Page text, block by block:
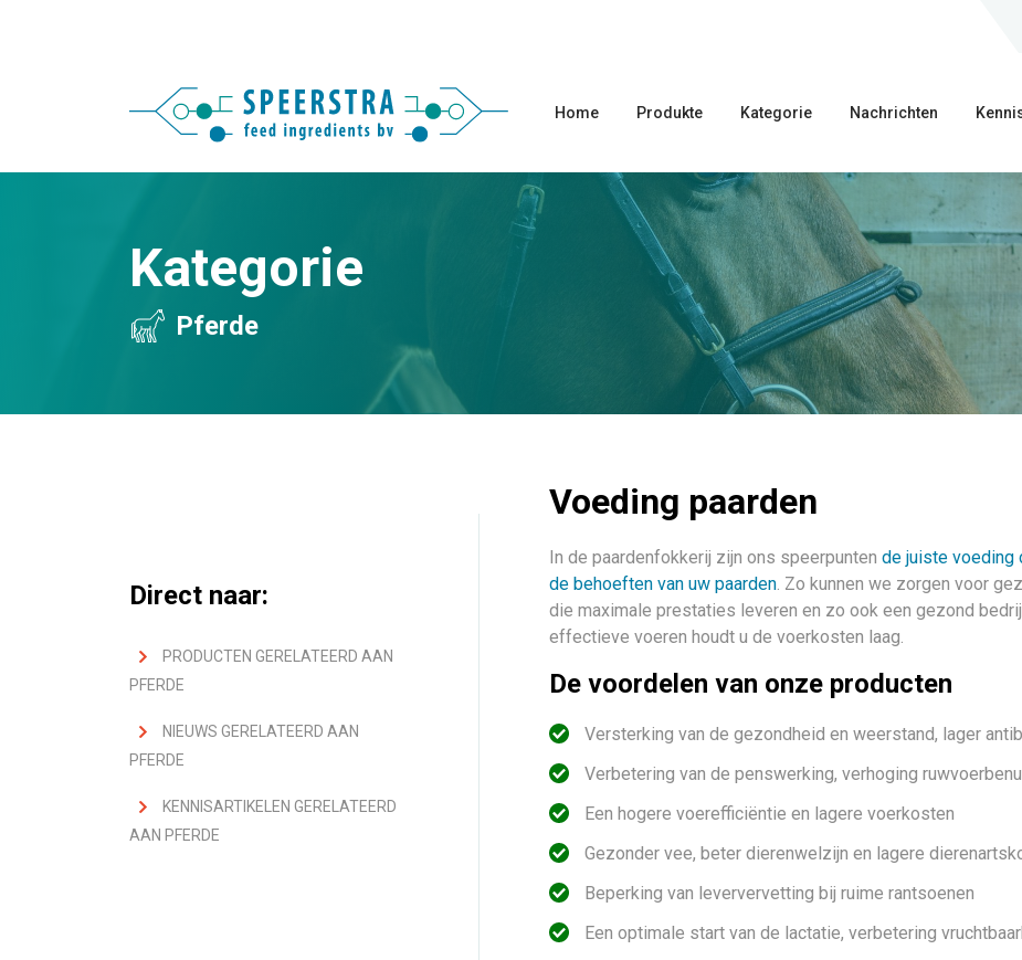
Home Produkte Kategorie Nachrichten
Kategorie
Pferde
Direct naar:
PRODUCTEN GERELATEERD AAN
PFERDE
NIEUWS GERELATEERD AAN
PFERDE
KENNISARTIKELEN GERELATEERD
AAN PFERDE
Voeding paarden
In de paardenfokkerij zijn ons speerpunten de juiste voeding
de behoeften van uw paarden. Zo kunnen we zorgen voor
die maximale prestaties leveren en zo ook een gezond
effectieve voeren houdt u de voerkosten laag.
De voordelen van onze producten
Versterking van de gezondheid en weerstand, lager
Verbetering van de penswerking, verhoging
Een hogere voerefficiëntie en lagere voerkosten
Gezonder vee, beter dierenwelzijn en lagere
Beperking van leververvetting bij ruime rantsoenen
Een optimale start van de lactatie, verbetering